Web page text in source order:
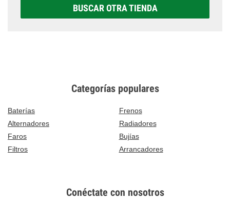
BUSCAR OTRA TIENDA
Categorías populares
Baterías
Frenos
Alternadores
Radiadores
Faros
Bujías
Filtros
Arrancadores
Conéctate con nosotros